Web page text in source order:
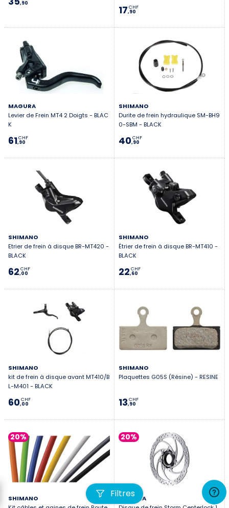
Filtres
,90
17,90
CHF
MAGURA
Levier de Frein MT4 2 Doigts - BLAC
K
61,90
CHF
SHIMANO
Durite de frein hydraulique SM-BH9
0-SBM - BLACK
40,90
CHF
SHIMANO
Etrier de frein à disque BR-MT420 -
BLACK
62,00
CHF
SHIMANO
Étrier de frein à disque BR-MT410 -
BLACK
22,60
CHF
SHIMANO
kit de frein à disque avant MT410/B
L-M401 - BLACK
60,00
CHF
SHIMANO
Plaquettes G05S (Résine) - RESINE
13,90
CHF
20%
SHIMANO
20%
MAGURA